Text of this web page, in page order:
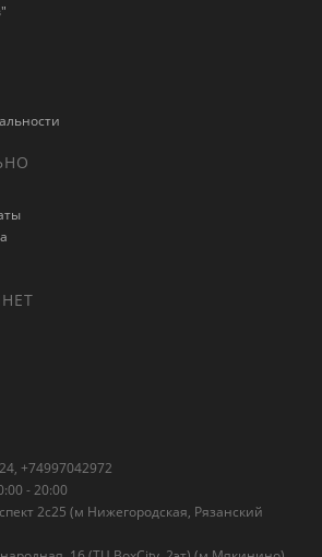
+74997042972
- 20:00
2с25 (м Нижегородская, Рязанский